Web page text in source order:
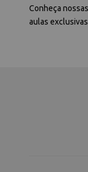
Conheça
aulas